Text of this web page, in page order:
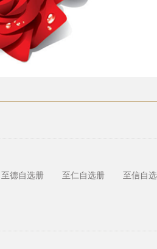
至德自选册 至仁自选册 至信自